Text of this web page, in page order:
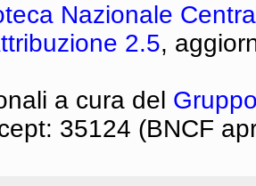
Nazionale
2.5,
a cura del
35124 (BNCF